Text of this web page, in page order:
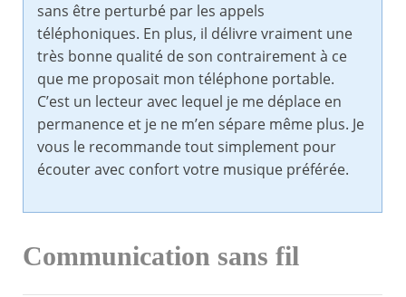
sans être perturbé par les appels
téléphoniques. En plus, il délivre vraiment une
très bonne qualité de son contrairement à ce
que me proposait mon téléphone portable.
C’est un lecteur avec lequel je me déplace en
permanence et je ne m’en sépare même plus. Je
vous le recommande tout simplement pour
écouter avec confort votre musique préférée.
Communication sans fil